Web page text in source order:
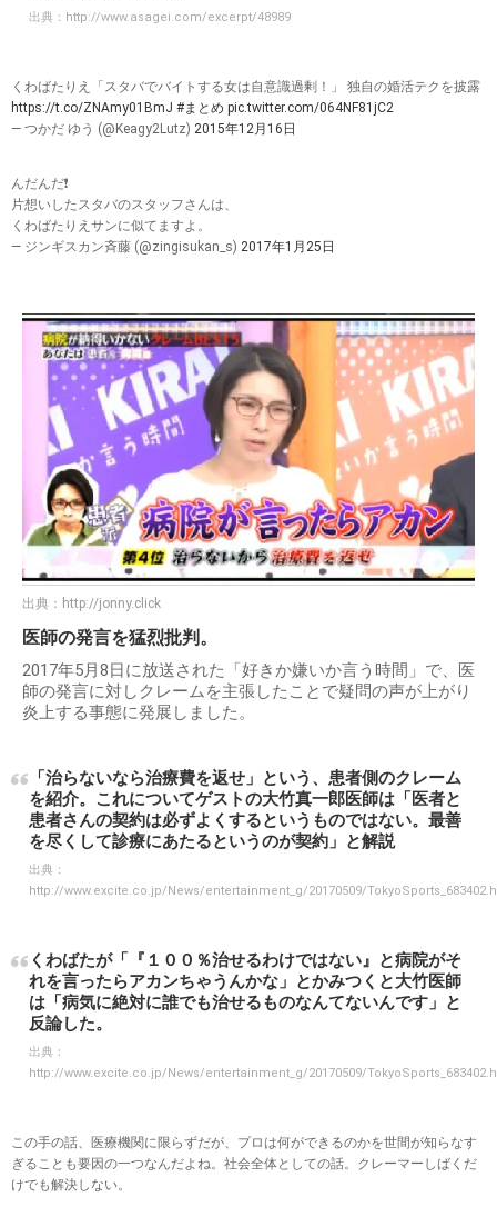
出典： http://www.asagei.com/excerpt/48989
くわばたりえ「スタバでバイトする女は自意識過剰！」 独自の婚活テクを披露
https://t.co/ZNAmy01BmJ #まとめ pic.twitter.com/064NF81jC2
— つかだ ゆう (@Keagy2Lutz) 2015年12月16日
んだんだ❗️
片想いしたスタバのスタッフさんは、
くわばたりえサンに似てますよ。
— ジンギスカン斉藤 (@zingisukan_s) 2017年1月25日
出典： http://jonny.click
医師の発言を猛烈批判。
2017年5月8日に放送された「好きか嫌いか言う時間」で、医
師の発言に対しクレームを主張したことで疑問の声が上がり
炎上する事態に発展しました。
「治らないなら治療費を返せ」という、患者側のクレーム
を紹介。これについてゲストの大竹真一郎医師は「医者と
患者さんの契約は必ずよくするというものではない。最善
を尽くして診療にあたるというのが契約」と解説
出典：
http://www.excite.co.jp/News/entertainment_g/20170509/
くわばたが「『１００％治せるわけではない』と病院がそ
れを言ったらアカンちゃうんかな」とかみつくと大竹医師
は「病気に絶対に誰でも治せるものなんてないんです」と
反論した。
出典：
http://www.excite.co.jp/News/entertainment_g/20170509/
この手の話、医療機関に限らずだが、プロは何ができるのかを世間が知らなす
ぎることも要因の一つなんだよね。社会全体としての話。クレーマーしばくだ
けでも解決しない。